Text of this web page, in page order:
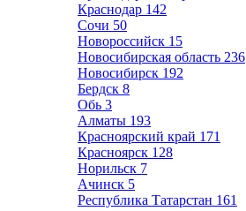
Краснодар 142
Сочи 50
Новороссийск 15
Новосибирская область 236
Новосибирск 192
Бердск 8
Обь 3
Алматы 193
Красноярский край 171
Красноярск 128
Норильск 7
Ачинск 5
Республика Татарстан 161